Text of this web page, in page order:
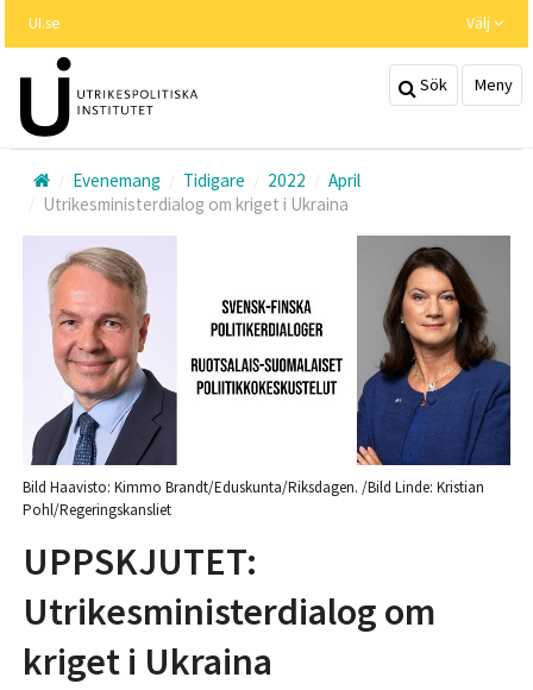
huvudinnehållet
UI.se Välj
Sök Meny
Evenemang Tidigare 2022
April
Utrikesministerdialog om kriget i Ukraina
Bild Haavisto: Kimmo Brandt/Eduskunta/Riksdagen. /Bild Linde: Kristian
Pohl/Regeringskansliet
UPPSKJUTET:
Utrikesministerdialog om
kriget i Ukraina